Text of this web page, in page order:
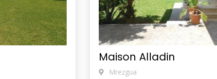
Maison Alladin
Mrezgua